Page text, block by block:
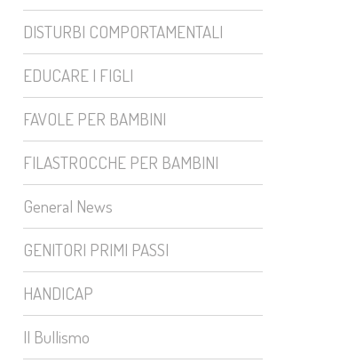
DISTURBI COMPORTAMENTALI
EDUCARE I FIGLI
FAVOLE PER BAMBINI
FILASTROCCHE PER BAMBINI
General News
GENITORI PRIMI PASSI
HANDICAP
Il Bullismo